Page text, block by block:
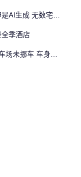
成 无数宅男梦碎
季酒店
堆满垃圾、车牌被掰断